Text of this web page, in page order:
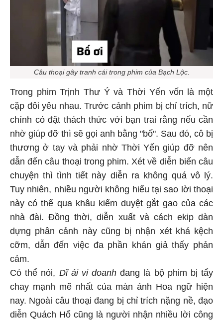
Câu thoại gây tranh cái trong phim của Bạch Lộc.
Trong phim Trịnh Thư Ý và Thời Yến vốn là một
cặp đôi yêu nhau. Trước cảnh phim bị chỉ trích, nữ
chính có đặt thách thức với bạn trai rằng nếu cần
nhờ giúp đỡ thì sẽ gọi anh bằng "bố". Sau đó, cô bị
thương ở tay và phải nhờ Thời Yến giúp đỡ nên
dẫn đến câu thoại trong phim. Xét về diễn biến câu
chuyện thì tình tiết này diễn ra không quá vô lý.
Tuy nhiên, nhiều người không hiểu tại sao lời thoại
này có thể qua khâu kiểm duyệt gắt gao của các
nhà đài. Đồng thời, diễn xuất và cách ekip dàn
dựng phân cảnh này cũng bị nhận xét khá kệch
cỡm, dẫn đến việc đa phần khán giả thấy phản
cảm.
Có thể nói, Dĩ ái vi doanhđang là bộ phim bị tẩy
chay mạnh mẽ nhất của màn ảnh Hoa ngữ hiện
nay. Ngoài câu thoại đang bị chỉ trích nặng nề, đạo
diễn Quách Hổ cũng là người nhận nhiều lời công